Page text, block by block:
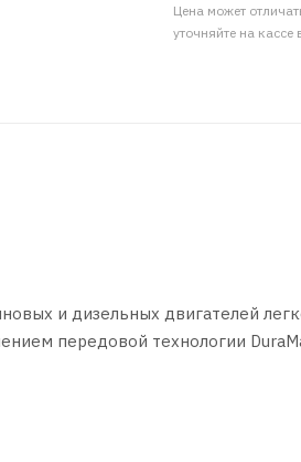
Цена может
уточняйте на кассе
и дизельных двигателей
передовой технологии
гарантийный, так и